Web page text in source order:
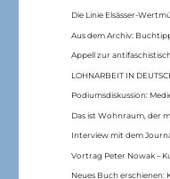
Die Linie Elsässer-
Aus dem Archiv:
Appell zur
LOHNARBEIT IN
Podiumsdiskussion:
Das ist Wohnraum, der
Interview mit dem
Vortrag Peter Nowak –
Neues Buch erschienen: